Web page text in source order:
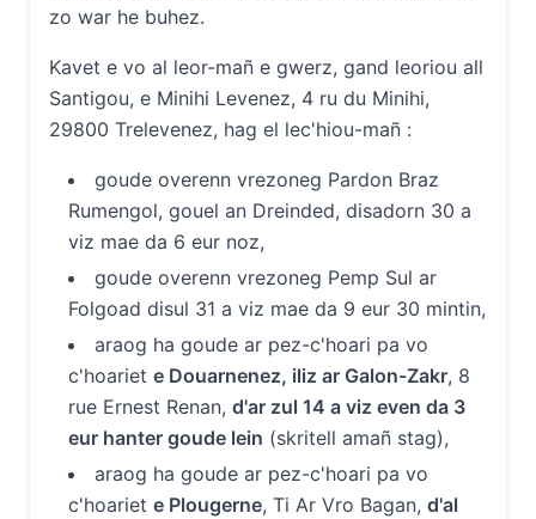
zo war he buhez.
Kavet e vo al leor-mañ e gwerz, gand leoriou all
Santigou, e Minihi Levenez, 4 ru du Minihi,
29800 Trelevenez, hag el lec'hiou-mañ :
goude overenn vrezoneg Pardon Braz
Rumengol, gouel an Dreinded, disadorn 30 a
viz mae da 6 eur noz,
goude overenn vrezoneg Pemp Sul ar
Folgoad disul 31 a viz mae da 9 eur 30 mintin,
araog ha goude ar pez-c'hoari pa vo
c'hoariet e Douarnenez, iliz ar Galon-Zakr, 8
rue Ernest Renan, d'ar zul 14 a viz even da 3
eur hanter goude lein (skritell amañ stag),
araog ha goude ar pez-c'hoari pa vo
c'hoariet e Plougerne, Ti Ar Vro Bagan, d'al